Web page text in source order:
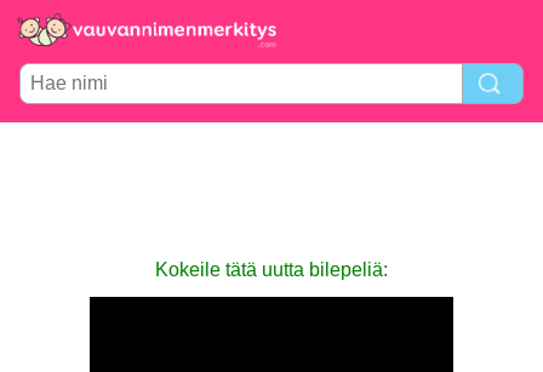
Kokeile tätä uutta bilepeliä: